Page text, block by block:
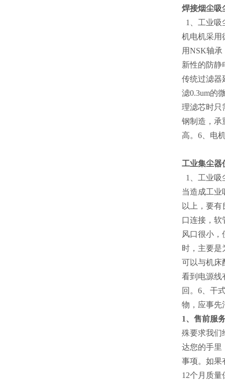
焊接烟尘吸
1、工业吸
机电机采用
用NSK轴
新性的防静
传统过滤器
滤0.3um的
理滤芯时只
钢制造，承
高。6、电
工业集尘器
1、工业吸
当造成工业
以上，要
口连接，软
风口很小
时，主要是
可以与机床
看到电源线
回。6、干
物，应事先
1、售前服
殊要求我们
达您的手里
事项。如果
12个月质量